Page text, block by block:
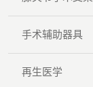
手术辅助器具
再生医学